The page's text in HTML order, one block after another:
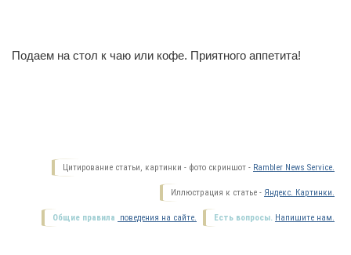
Подаем на стол к чаю или кофе. Приятного аппетита!
Цитирование статьи, картинки - фото скриншот - Rambler News Service.
Иллюстрация к статье - Яндекс. Картинки.
Есть вопросы. Напишите нам.
Общие правила поведения на сайте.